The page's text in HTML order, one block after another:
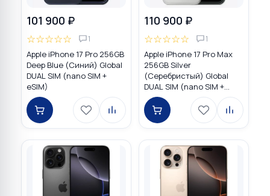
101 900 ₽
☆☆☆☆☆ 1
Apple iPhone 17 Pro 256GB
Deep Blue (Синий) Global
DUAL SIM (nano SIM +
eSIM)
110 900 ₽
☆☆☆☆☆ 1
Apple iPhone 17 Pro Max
256GB Silver
(Серебристый) Global
DUAL SIM (nano SIM +
eSIM)